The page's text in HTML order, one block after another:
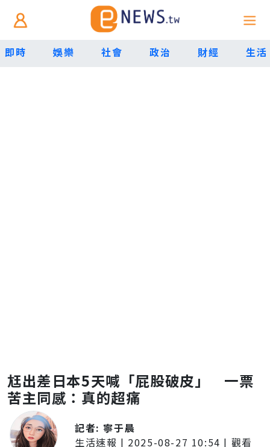
即時 娛樂 社會 政治 財經 生活
尪出差日本5天喊「屁股破皮」 一票
苦主同感：真的超痛
記者: 寧于晨
生活速報 | 2025-08-27 10:54 | 觀看